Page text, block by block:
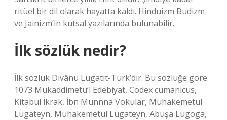
ritüel bir dil olarak hayatta kaldı. Hinduizm Budizm
ve Jainizm’in kutsal yazılarında bulunabilir.
İlk sözlük nedir?
İlk sözlük Divânu Lügatit-Türk’dir. Bu sözlüğe göre
1073 Mukaddimetü’l Edebiyat, Codex cumanicus,
Kitabül İkrak, İbn Münnna Vokular, Muhakemetül
Lügateyn, Muhakemetül Lügateyn, Abuşa Lügoga,